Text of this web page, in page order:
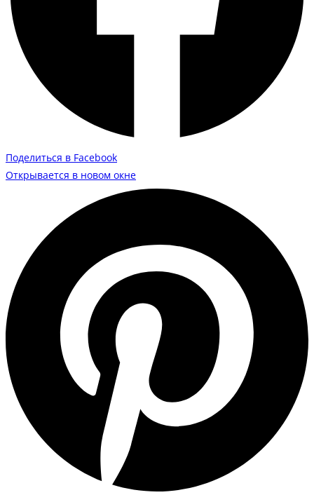
Поделиться в Facebook
Открывается в новом окне